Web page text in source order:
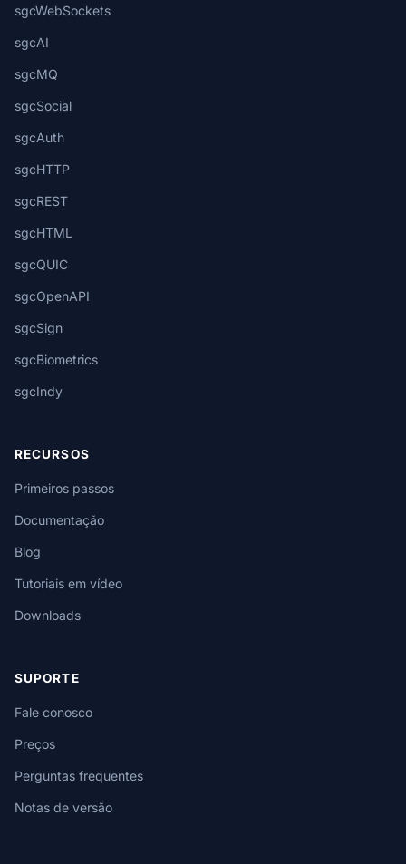
sgcWebSockets
sgcAI
sgcMQ
sgcSocial
sgcAuth
sgcHTTP
sgcREST
sgcHTML
sgcQUIC
sgcOpenAPI
sgcSign
sgcBiometrics
sgcIndy
RECURSOS
Primeiros passos
Documentação
Blog
Tutoriais em vídeo
Downloads
SUPORTE
Fale conosco
Preços
Perguntas frequentes
Notas de versão